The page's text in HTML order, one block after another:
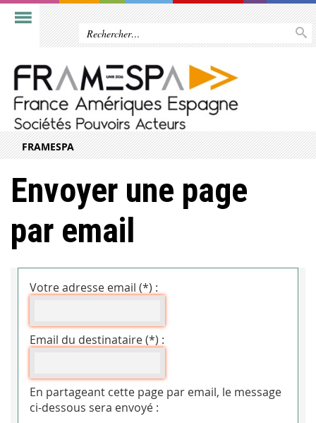
FRAMESPA
Envoyer une page
par email
Votre adresse email (*) :
Email du destinataire (*) :
En partageant cette page par email, le message
ci-dessous sera envoyé :